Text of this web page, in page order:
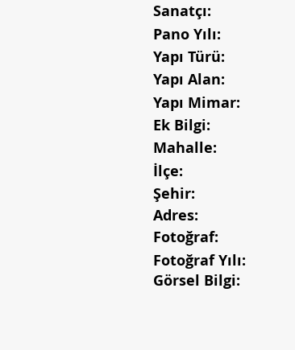
Sanatçı:
Pano Yılı:
Yapı Türü:
Yapı Alan:
Yapı Mimar:
Ek Bilgi:
Mahalle:
İlçe:
Şehir:
Adres:
Fotoğraf:
Fotoğraf Yılı:
Görsel Bilgi: